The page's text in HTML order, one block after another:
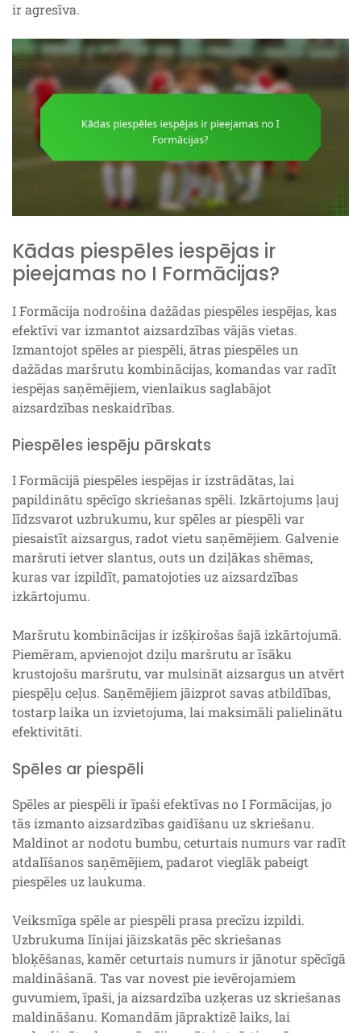
ir agresīva.
Kādas piespēles iespējas ir
pieejamas no I Formācijas?
I Formācija nodrošina dažādas piespēles iespējas, kas
efektīvi var izmantot aizsardzības vājās vietas.
Izmantojot spēles ar piespēli, ātras piespēles un
dažādas maršrutu kombinācijas, komandas var radīt
iespējas saņēmējiem, vienlaikus saglabājot
aizsardzības neskaidrības.
Piespēles iespēju pārskats
I Formācijā piespēles iespējas ir izstrādātas, lai
papildinātu spēcīgo skriešanas spēli. Izkārtojums ļauj
līdzsvarot uzbrukumu, kur spēles ar piespēli var
piesaistīt aizsargus, radot vietu saņēmējiem. Galvenie
maršruti ietver slantus, outs un dziļākas shēmas,
kuras var izpildīt, pamatojoties uz aizsardzības
izkārtojumu.
Maršrutu kombinācijas ir izšķirošas šajā izkārtojumā.
Piemēram, apvienojot dziļu maršrutu ar īsāku
krustojošu maršrutu, var mulsināt aizsargus un atvērt
piespēļu ceļus. Saņēmējiem jāizprot savas atbildības,
tostarp laika un izvietojuma, lai maksimāli palielinātu
efektivitāti.
Spēles ar piespēli
Spēles ar piespēli ir īpaši efektīvas no I Formācijas, jo
tās izmanto aizsardzības gaidīšanu uz skriešanu.
Maldinot ar nodotu bumbu, ceturtais numurs var radīt
atdalīšanos saņēmējiem, padarot vieglāk pabeigt
piespēles uz laukuma.
Veiksmīga spēle ar piespēli prasa precīzu izpildi.
Uzbrukuma līnijai jāizskatās pēc skriešanas
bloķēšanas, kamēr ceturtais numurs ir jānotur spēcīgā
maldināšanā. Tas var novest pie ievērojamiem
guvumiem, īpaši, ja aizsardzība uzķeras uz skriešanas
maldināšanu. Komandām jāpraktizē laiks, lai